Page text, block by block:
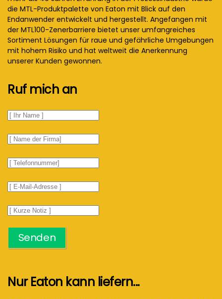
die MTL-Produktpalette von Eaton mit Blick auf den
Endanwender entwickelt und hergestellt. Angefangen mit
der MTL100-Zenerbarriere bietet unser umfangreiches
Sortiment Lösungen für raue und gefährliche Umgebungen
mit hohem Risiko und hat weltweit die Anerkennung
unserer Kunden gewonnen.
Ruf mich an
Senden
Nur Eaton kann liefern...